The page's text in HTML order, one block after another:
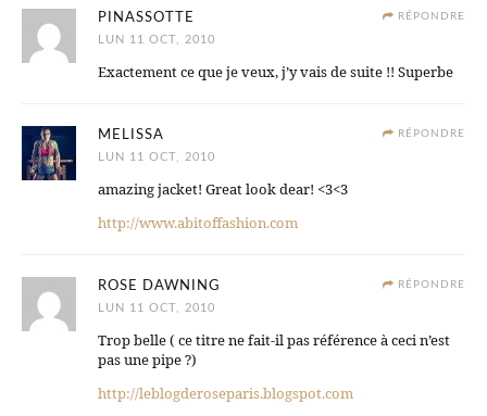
RÉPONDRE
PINASSOTTE
LUN 11 OCT, 2010
Exactement ce que je veux, j’y vais de suite !! Superbe
RÉPONDRE
MELISSA
LUN 11 OCT, 2010
amazing jacket! Great look dear! <3<3
http://www.abitoffashion.com
RÉPONDRE
ROSE DAWNING
LUN 11 OCT, 2010
Trop belle ( ce titre ne fait-il pas référence à ceci n’est
pas une pipe ?)
http://leblogderoseparis.blogspot.com